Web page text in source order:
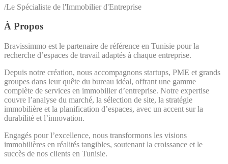
/Le Spécialiste de l'Immobilier d'Entreprise
À Propos
Bravissimmo est le partenaire de référence en Tunisie pour la
recherche d’espaces de travail adaptés à chaque entreprise.
Depuis notre création, nous accompagnons startups, PME et grands
groupes dans leur quête du bureau idéal, offrant une gamme
complète de services en immobilier d’entreprise. Notre expertise
couvre l’analyse du marché, la sélection de site, la stratégie
immobilière et la planification d’espaces, avec un accent sur la
durabilité et l’innovation.
Engagés pour l’excellence, nous transformons les visions
immobilières en réalités tangibles, soutenant la croissance et le
succès de nos clients en Tunisie.